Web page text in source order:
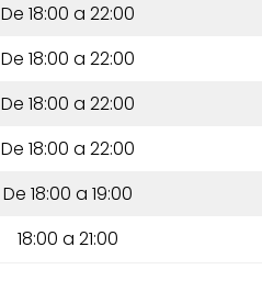
De 18:00 a 22:00
De 18:00 a 22:00
De 18:00 a 22:00
De 18:00 a 22:00
De 18:00 a 19:00
18:00 a 21:00